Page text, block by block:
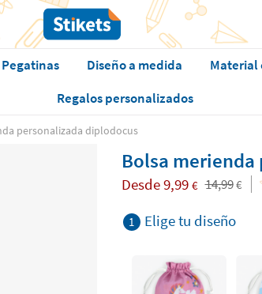
Pegatinas Diseño a medida Material
Regalos personalizados
personalizada diplodocus
Bolsa
Desde9,99 € 14,99€
1 Elige tu diseño